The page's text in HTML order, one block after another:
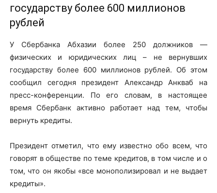
государству более 600 миллионов
рублей
У Сбербанка Абхазии более 250 должников —
физических и юридических лиц – не вернувших
государству более 600 миллионов рублей. Об этом
сообщил сегодня президент Александр Анкваб на
пресс-конференции. По его словам, в настоящее
время Сбербанк активно работает над тем, чтобы
вернуть кредиты.
Президент отметил, что ему известно обо всем, что
говорят в обществе по теме кредитов, в том числе и о
том, что он якобы «все монополизировал и не выдает
кредиты».